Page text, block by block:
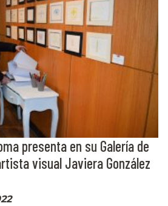
presenta en su Galería de
visual Javiera González